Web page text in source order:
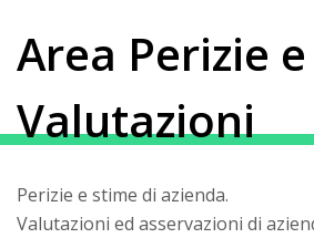
Area Perizie e
Valutazioni
Perizie e stime di azienda.
Valutazioni ed asservazioni di